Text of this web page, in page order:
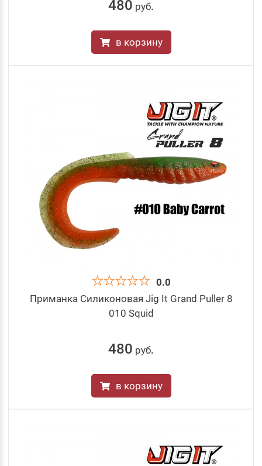
480 руб.
в корзину
0.0
Приманка Силиконовая Jig It Grand Puller 8
010 Squid
480 руб.
в корзину